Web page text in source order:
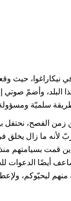
نيكاراغوا، حيث
البلد، وأضمّ
سلميّة
زمن الفصح،
لأنه ما زال
قمت بسيامتهم
أيضًا الدعوات